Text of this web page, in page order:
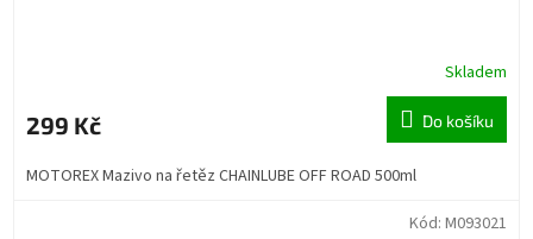
Skladem
299 Kč Do košíku
MOTOREX Mazivo na řetěz CHAINLUBE OFF ROAD 500ml
Kód: M093021